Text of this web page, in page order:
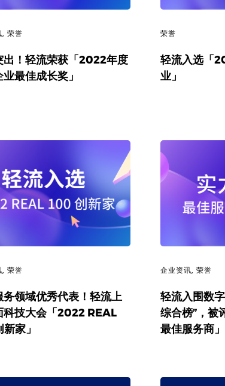
, 荣誉
出！轻流荣获「2022年度
最佳成长奖」
荣誉
轻流入选「
业」
, 荣誉
务领域优秀代表！轻流上
科技大会「2022 REAL
家」
企业资讯, 荣誉
轻流入围数
综合榜”，被
最佳服务商」